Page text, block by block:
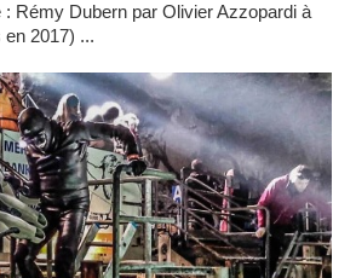
: Rémy Dubern par Olivier Azzopardi à
2017) ...